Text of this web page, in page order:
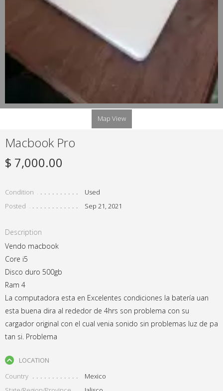
Map View
Macbook Pro
$ 7,000.00
Condition
Used
Posted
Sep 21, 2021
Description
Vendo macbook
Core i5
Disco duro 500gb
Ram 4
La computadora esta en Excelentes condiciones la batería uan
esta buena dira al rededor de 4hrs son problema con su
cargador original con el cual venia sonido sin problemas luz de pa
tan si. Problema
LOCATION
Country
Mexico